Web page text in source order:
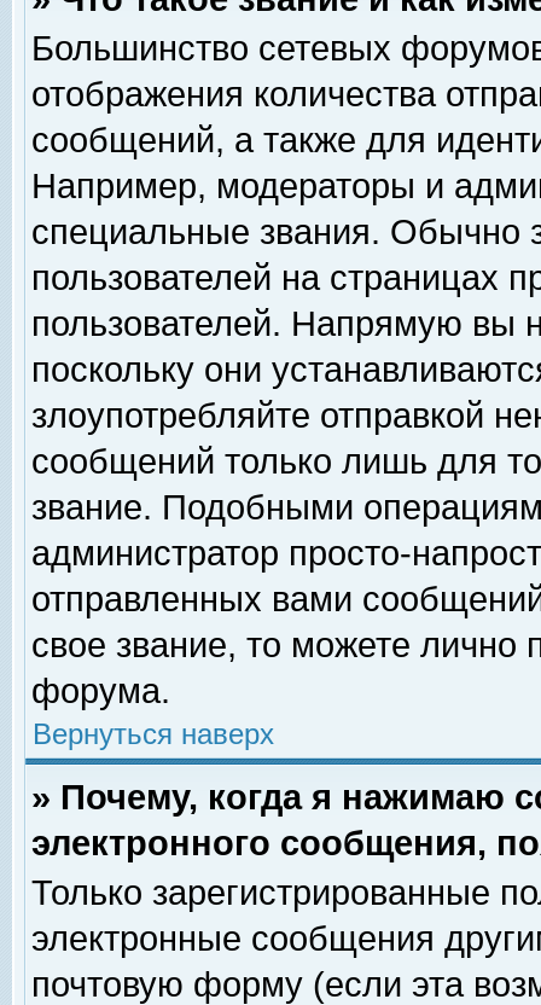
Большинство сетевых
отображения количества
сообщений, а также для
Например, модераторы и
специальные звания. Обычно
пользователей на страницах
пользователей. Напрямую вы
поскольку они
злоупотребляйте отправкой
сообщений только лишь для
звание. Подобными
администратор просто-
отправленных вами
свое звание, то можете лично
форума.
Вернуться наверх
» Почему, когда я нажимаю
электронного сообщения,
Только зарегистрированные
электронные сообщения
почтовую форму (если эта